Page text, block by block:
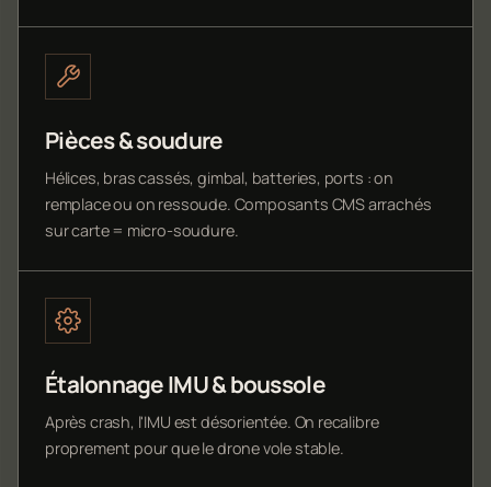
Pièces & soudure
Hélices, bras cassés, gimbal, batteries, ports : on
remplace ou on ressoude. Composants CMS arrachés
sur carte = micro-soudure.
Étalonnage IMU & boussole
Après crash, l'IMU est désorientée. On recalibre
proprement pour que le drone vole stable.